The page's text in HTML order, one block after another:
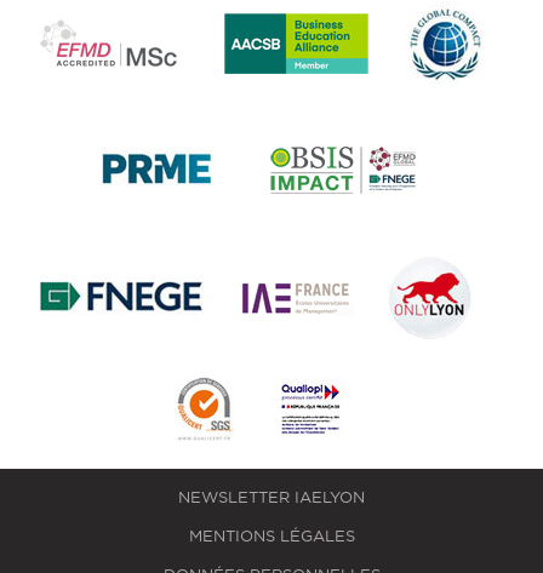
NEWSLETTER IAELYON
MENTIONS LÉGALES